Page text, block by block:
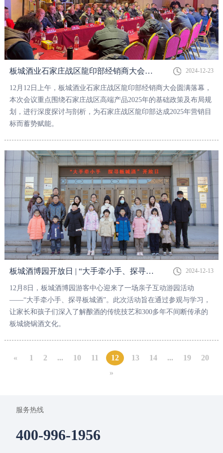
板城酒业石家庄战区龍印部经销商大会圆满落幕！ 2024-12-23
12月12日上午，板城酒业石家庄战区龍印部经销商大会圆满落幕，
本次会议重点围绕石家庄战区高端产品2025年的基础政策及布局规
划，进行深度探讨与剖析，为石家庄战区龍印部达成2025年营销目
标而蓄势赋能。
板城酒博园开放日 | “大手牵小手、探寻板城酒”亲子活动圆满举行！ 2024-12-13
12月8日，板城酒博园游客中心迎来了一场亲子互动游园活动
——“大手牵小手、探寻板城酒”。此次活动旨在通过参观与学习，
让家长和孩子们深入了解酿酒的传统技艺和300多年不间断传承的
板城烧锅酒文化。
« 1 2 ... 10 11 12 13 14 ... 19
20
»
服务热线
400-996-1956